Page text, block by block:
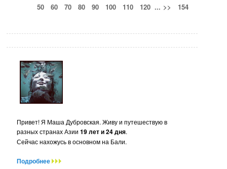
50
60 70 80 90 100 110 120 ... >> 154
Привет! Я Маша Дубровская. Живу и путешествую в
разных странах Азии19 лет и 24 дня.
Сейчас нахожусь в основном на Бали.
Подробнее